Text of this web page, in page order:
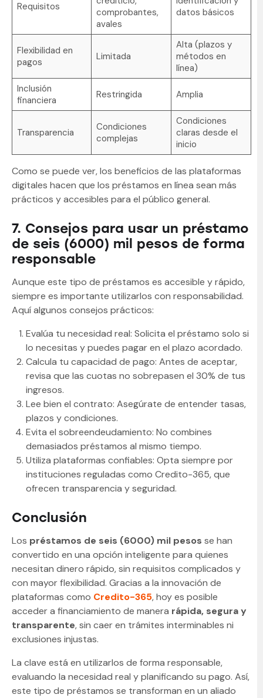
Requisitos
comprobantes,
avales
datos básicos
Flexibilidad en
pagos
Limitada
Alta (plazos y
métodos en
línea)
Inclusión
financiera
Restringida Amplia
Transparencia
Condiciones
complejas
Condiciones
claras desde el
inicio
Como se puede ver, los beneficios de las plataformas
digitales hacen que los préstamos en línea sean más
prácticos y accesibles para el público general.
7. Consejos para usar un préstamo
de seis (6000) mil pesos de forma
responsable
Aunque este tipo de préstamos es accesible y rápido,
siempre es importante utilizarlos con responsabilidad.
Aquí algunos consejos prácticos:
Evalúa tu necesidad real: Solicita el préstamo solo si
lo necesitas y puedes pagar en el plazo acordado.
Calcula tu capacidad de pago: Antes de aceptar,
revisa que las cuotas no sobrepasen el 30% de tus
ingresos.
Lee bien el contrato: Asegúrate de entender tasas,
plazos y condiciones.
Evita el sobreendeudamiento: No combines
demasiados préstamos al mismo tiempo.
Utiliza plataformas confiables: Opta siempre por
instituciones reguladas como Credito-365, que
ofrecen transparencia y seguridad.
Conclusión
Los préstamos de seis (6000) mil pesos se han
convertido en una opción inteligente para quienes
necesitan dinero rápido, sin requisitos complicados y
con mayor flexibilidad. Gracias a la innovación de
plataformas como Credito-365, hoy es posible
acceder a financiamiento de manera rápida, segura y
transparente, sin caer en trámites interminables ni
exclusiones injustas.
La clave está en utilizarlos de forma responsable,
evaluando la necesidad real y planificando su pago. Así,
este tipo de préstamos se transforman en un aliado